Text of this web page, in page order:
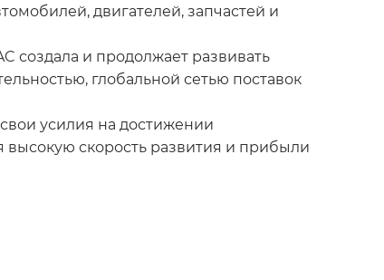
двигателей, запчастей и
создала и продолжает развивать
глобальной сетью поставок
усилия на достижении
высокую скорость развития и прибыли